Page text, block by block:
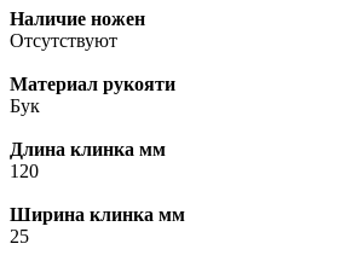
Наличие ножен
Отсутствуют
Материал рукояти
Бук
Длина клинка мм
120
Ширина клинка мм
25